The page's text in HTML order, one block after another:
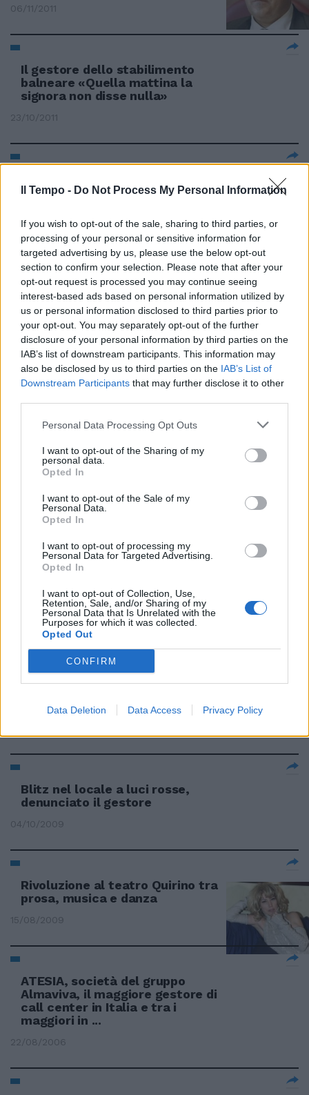
Il Tempo - Do Not Process My Personal Information
If you wish to opt-out of the sale, sharing to third parties, or
processing of your personal or sensitive information for
targeted advertising by us, please use the below opt-out
section to confirm your selection. Please note that after your
opt-out request is processed you may continue seeing
interest-based ads based on personal information utilized by
us or personal information disclosed to third parties prior to
your opt-out. You may separately opt-out of the further
disclosure of your personal information by third parties on the
IAB’s list of downstream participants. This information may
also be disclosed by us to third parties on the IAB’s List of
Downstream Participants that may further disclose it to other
Personal Data Processing Opt Outs
I want to opt-out of the Sharing of my
personal data.
Opted In
I want to opt-out of the Sale of my
Personal Data.
Opted In
I want to opt-out of processing my
Personal Data for Targeted Advertising.
Opted In
I want to opt-out of Collection, Use,
Retention, Sale, and/or Sharing of my
Personal Data that Is Unrelated with the
Purposes for which it was collected.
Opted Out
CONFIRM
Data Deletion Data Access Privacy Policy
06/11/2011
Il gestore dello stabilimento
balneare «Quella mattina la
signora non disse nulla»
23/10/2011
distruggendo gli arredi dello
socio, e poi ha aggredito l'ex
suocero di 73 anni, gestore
dell'ufficio, e l'ex cognata di 43
anni accorsa in aiuto del padre.
30/01/2011
Sfruttava prostituta. Nei guai
gestore d'albergo
31/10/2010
cambia gestore
23/10/2010
Frate gestore: in vetrina mai
04/04/2010
Per mesi il figlio era riuscito a
farsi lavare la macchina gratis:
l'egiziano, gestore
dell'autolavaggio di Ostia, non
aveva mai neanche osato
minacce.
Blitz nel locale a luci rosse,
denunciato il gestore
04/10/2009
Rivoluzione al teatro Quirino tra
prosa, musica e danza
15/08/2009
ATESIA, società del gruppo
Almaviva, il maggiore gestore di
call center in Italia e tra i
maggiori in ...
22/08/2006